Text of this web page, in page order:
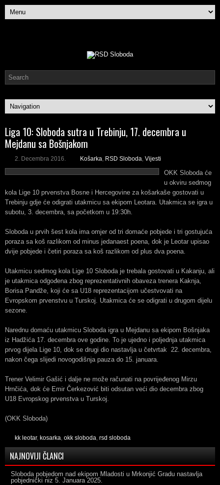
Liga 10: Sloboda sutra u Trebinju, 17. decembra u
Mejdanu sa Bošnjakom
2. Decembra 2016. Košarka, RSD Sloboda, Vijesti
OKK Sloboda će
u okviru sedmog
kola Lige 10 prvenstva Bosne i Hercegovine za košarkaše gostovati u
Trebinju gdje će odigrati utakmicu sa ekipom Leotara. Utakmica se igra u
subotu, 3. decembra, sa početkom u 19:30h.
Sloboda u prvih šest kola ima omjer od tri domaće pobjede i tri gostujuća
poraza sa koš razlikom od minus jedanaest poena, dok je Leotar upisao
dvije pobjede i četiri poraza sa koš razlikom od plus dva poena.
Utakmicu sedmog kola Lige 10 Sloboda je trebala gostovati u Kakanju, ali
je utakmica odgođena zbog reprezentativnih obaveza trenera Kaknja,
Borisa Pandže, koji će sa U18 reprezentacijom učestvovati na
Evropskom prvenstvu u Turskoj. Utakmica će se odigrati u drugom dijelu
sezone.
Narednu domaću utakmicu Sloboda igra u Mejdanu sa ekipom Bošnjaka
iz Hadžića 17. decembra ove godine. To je ujedno i poljednja utakmica
prvog dijela Lige 10, dok se drugi dio nastavlja u četvrtak 22. decembra,
nakon čega slijedi novogodišnja pauza do 15. januara.
Trener Velimir Gašić i dalje ne može računati na povrijeđenog Mirzu
Hrnčića, dok će Emir Čerkezović biti odsutan veći dio decembra zbog
U18 Evropskog prvenstva u Turskoj.
(OKK Sloboda)
kk leotar, kosarka, okk sloboda, rsd sloboda
NAJNOVIJI ČLANCI
Sloboda pobjedom nad ekipom Mladosti u Mrkonjić Gradu nastavlja
pobjednički niz 5. Januara 2025.